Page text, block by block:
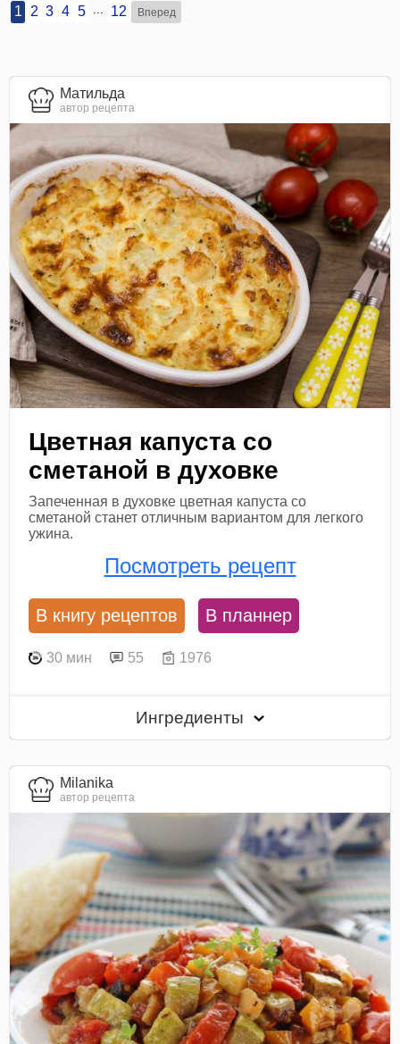
1 2 3 4 5 ... 12 Вперед
Матильда
автор рецепта
Цветная капуста со
сметаной в духовке
Запеченная в духовке цветная капуста со
сметаной станет отличным вариантом для легкого
ужина.
Посмотреть рецепт
В книгу рецептов В планнер
30 мин 55 1976
Ингредиенты
Milanika
автор рецепта